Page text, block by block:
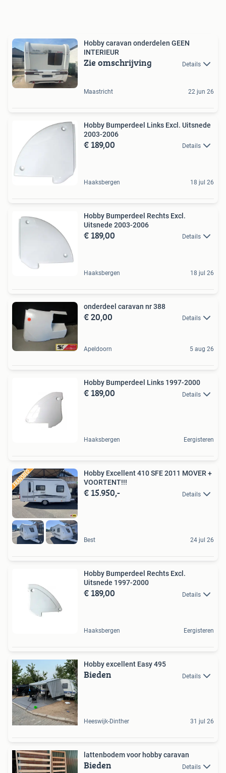
Hobby caravan onderdelen GEEN
INTERIEUR
Zie omschrijving Details
Maastricht 22 jun 26
Hobby Bumperdeel Links Excl. Uitsnede
2003-2006
€ 189,00 Details
Haaksbergen 18 jul 26
Hobby Bumperdeel Rechts Excl.
Uitsnede 2003-2006
€ 189,00 Details
Haaksbergen 18 jul 26
onderdeel caravan nr 388
€ 20,00 Details
Apeldoorn 5 aug 26
Hobby Bumperdeel Links 1997-2000
€ 189,00 Details
Haaksbergen Eergisteren
Hobby Excellent 410 SFE 2011 MOVER +
VOORTENT!!!
€ 15.950,- Details
Best 24 jul 26
Hobby Bumperdeel Rechts Excl.
Uitsnede 1997-2000
€ 189,00 Details
Haaksbergen Eergisteren
Hobby excellent Easy 495
Bieden Details
Heeswijk-Dinther 31 jul 26
lattenbodem voor hobby caravan
Bieden Details